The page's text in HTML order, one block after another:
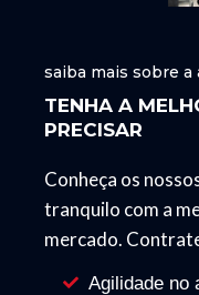
saiba mais sobre a
TENHA A
PRECISAR
Conheça os
tranquilo com a
mercado.
Agilidade no